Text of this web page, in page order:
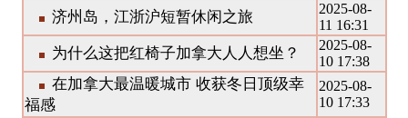
济州岛，江浙沪短暂休闲之旅
2025-08-
11 16:31
为什么这把红椅子加拿大人人想坐？
2025-08-
10 17:38
在加拿大最温暖城市 收获冬日顶级幸
福感
2025-08-
10 17:33